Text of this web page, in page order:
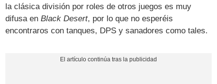
la clásica división por roles de otros juegos es muy
difusa enBlack Desert, por lo que no esperéis
encontraros con tanques, DPS y sanadores como tales.